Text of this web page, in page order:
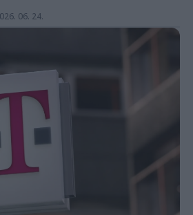
06. 24.